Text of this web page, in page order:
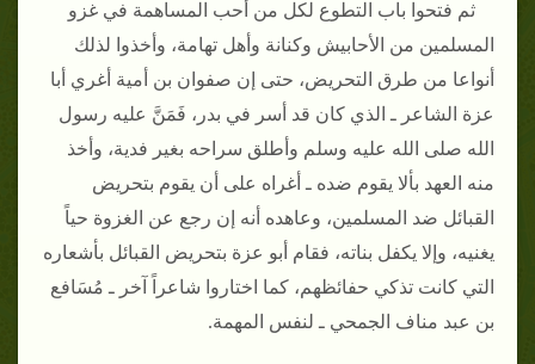
ثم فتحوا باب التطوع لكل من أحب المساهمة في غزو
المسلمين من الأحابيش وكنانة وأهل تهامة، وأخذوا لذلك
أنواعا من طرق التحريض، حتى إن صفوان بن أمية أغري أبا
عزة الشاعر ـ الذي كان قد أسر في بدر، فَمَنَّ عليه رسول
الله صلى الله عليه وسلم وأطلق سراحه بغير فدية، وأخذ
منه العهد بألا يقوم ضده ـ أغراه على أن يقوم بتحريض
القبائل ضد المسلمين، وعاهده أنه إن رجع عن الغزوة حياً
يغنيه، وإلا يكفل بناته، فقام أبو عزة بتحريض القبائل بأشعاره
التي كانت تذكي حفائظهم، كما اختاروا شاعراً آخر ـ مُسَافع
بن عبد مناف الجمحي ـ لنفس المهمة‏.‏